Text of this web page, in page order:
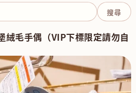
絨毛手偶（VIP下標限定請勿自